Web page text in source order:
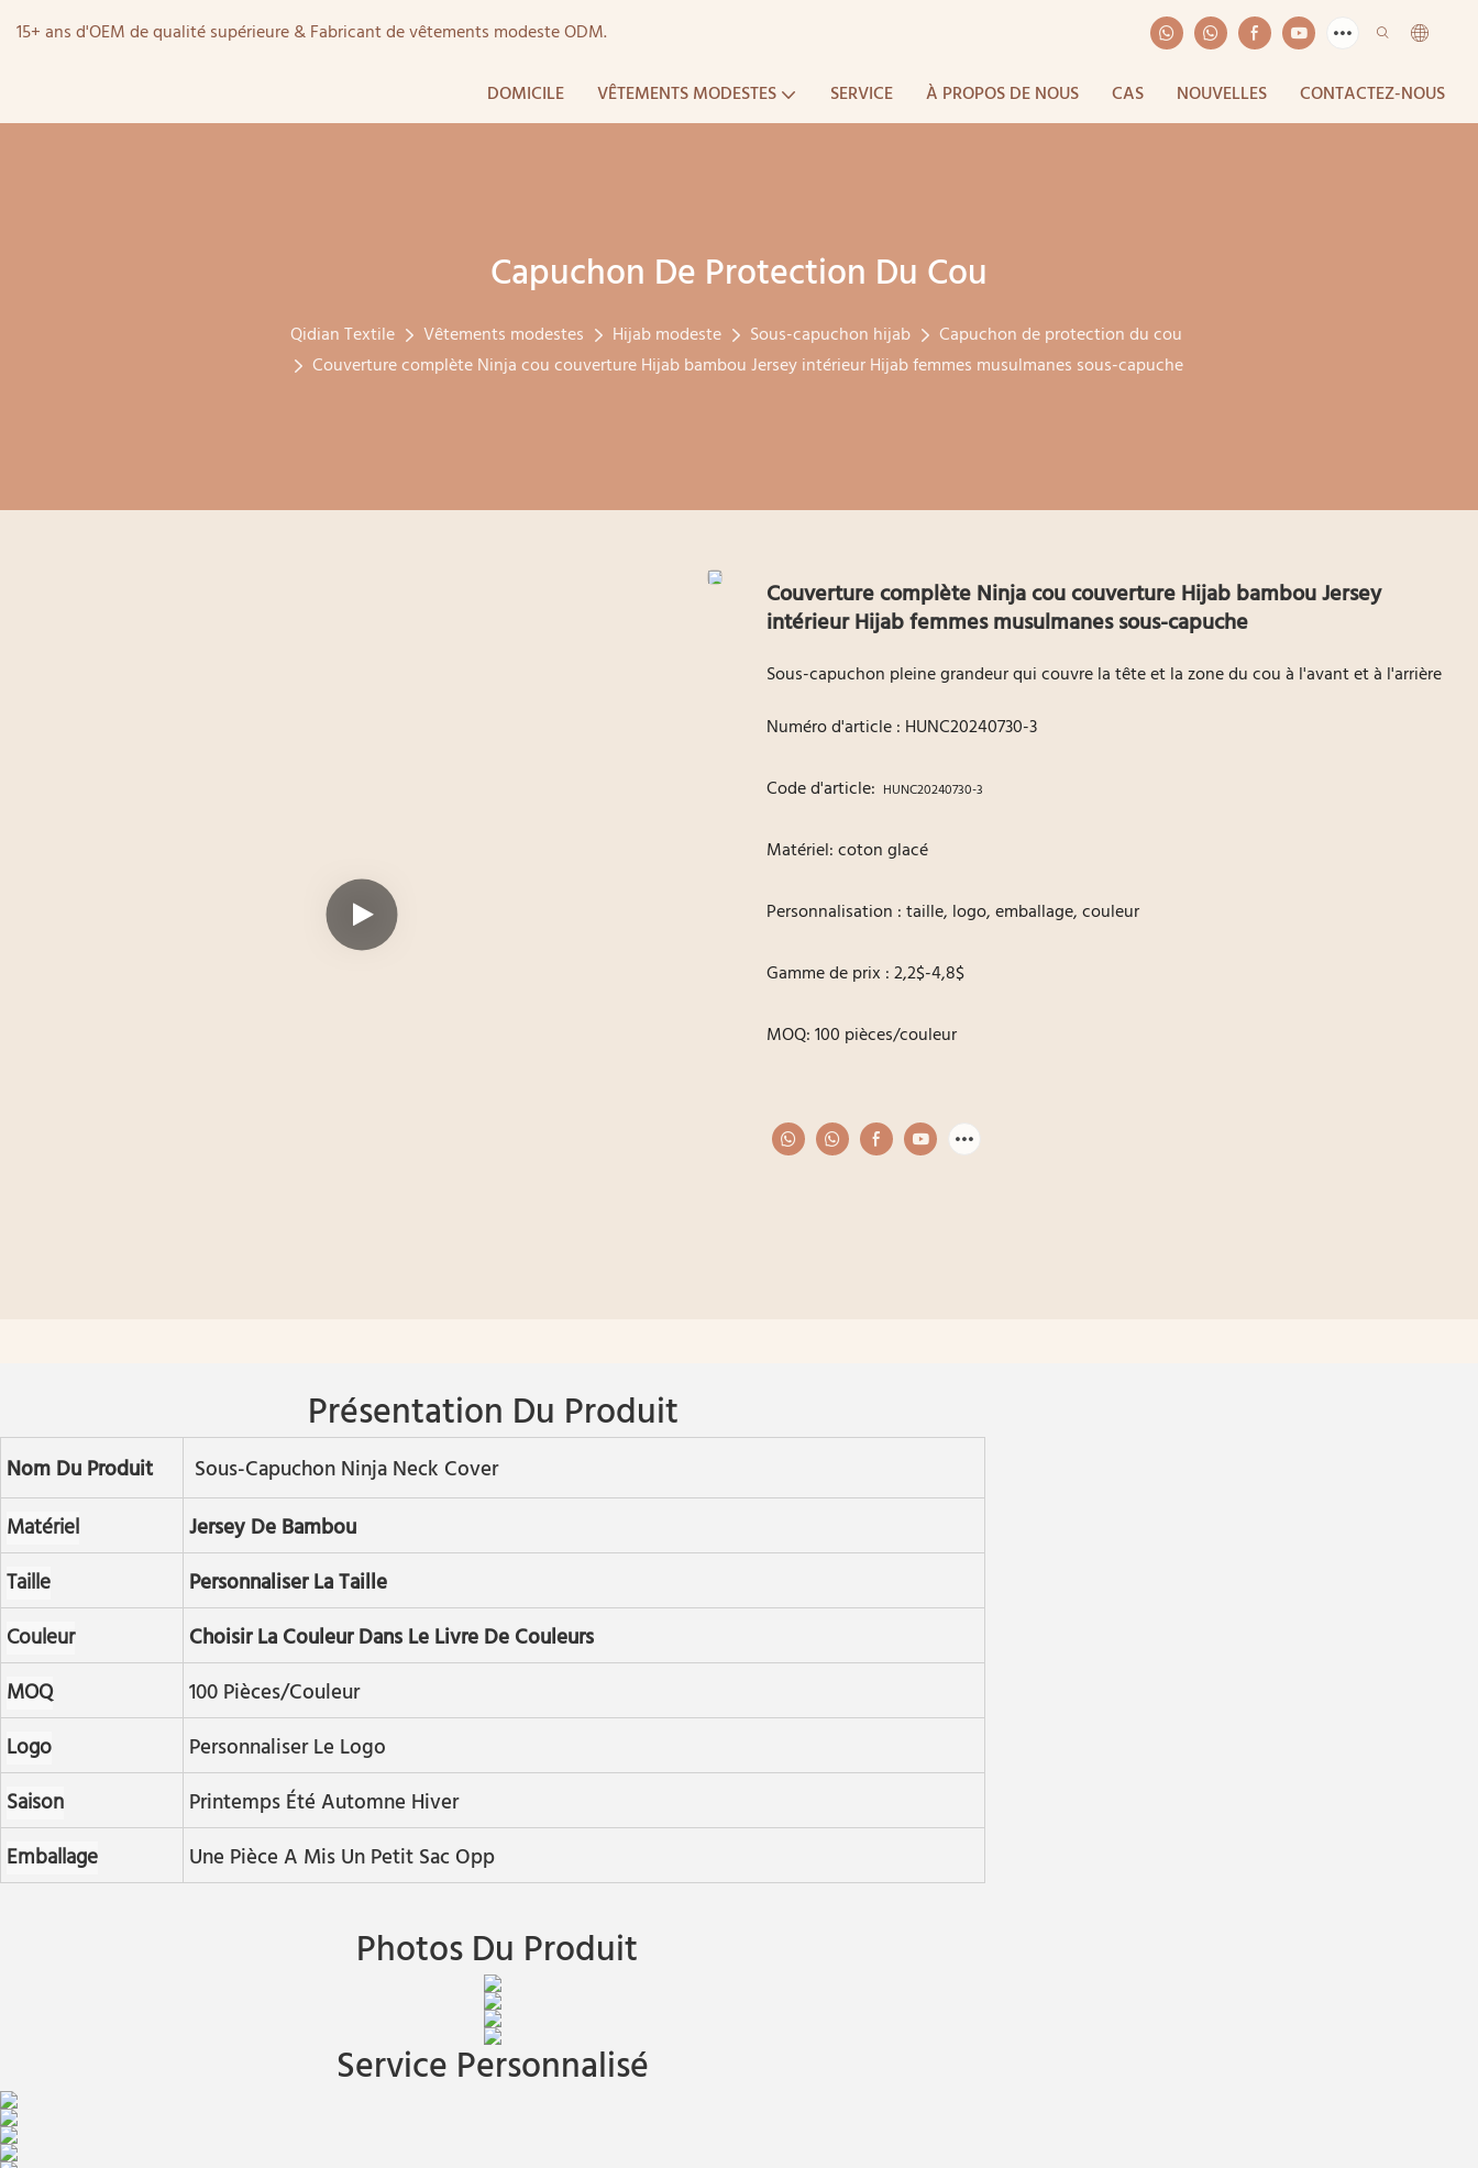
15+ ans d'OEM de qualité supérieure & Fabricant de vêtements modeste ODM.
DOMICILE VÊTEMENTS MODESTES SERVICE À PROPOS DE NOUS CAS NOUVELLES CONTACTEZ-NOUS
Capuchon De Protection Du Cou
Qidian Textile Vêtements modestes Hijab modeste Sous-capuchon hijab
Capuchon de protection du cou
Couverture complète Ninja cou couverture Hijab bambou Jersey intérieur Hijab femmes musulmanes sous-capuche
Couverture complète Ninja cou couverture Hijab bambou Jersey
intérieur Hijab femmes musulmanes sous-capuche
Sous-capuchon pleine grandeur qui couvre la tête et la zone du cou à l'avant et à l'arrière
Numéro d'article : HUNC20240730-3
Code d'article: HUNC20240730-3
Matériel: coton glacé
Personnalisation : taille, logo, emballage, couleur
Gamme de prix : 2,2$-4,8$
MOQ: 100 pièces/couleur
Présentation Du Produit
Nom Du Produit
Sous-Capuchon Ninja Neck Cover
Matériel
Jersey De Bambou
Taille
Personnaliser La Taille
Couleur
Choisir La Couleur Dans Le Livre De Couleurs
MOQ
100 Pièces/couleur
Logo
Personnaliser Le Logo
Saison
Printemps Été Automne Hiver
Emballage
Une Pièce A Mis Un Petit Sac Opp
Photos Du Produit
Service Personnalisé